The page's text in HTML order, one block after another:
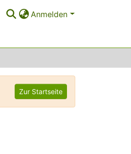
Anmelden
Zur Startseite